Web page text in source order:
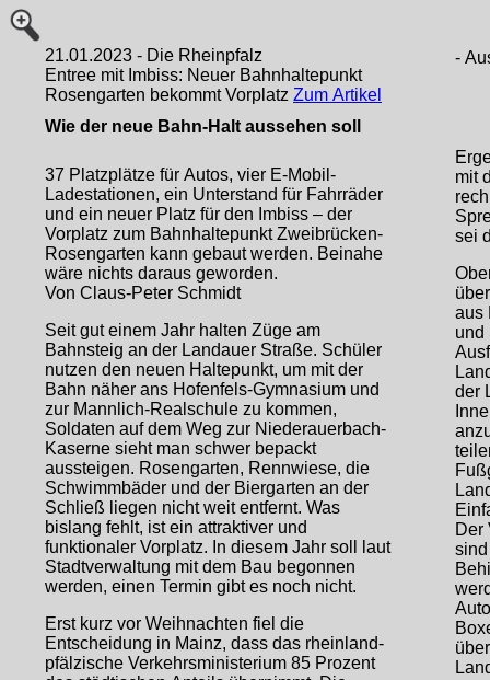
21.01.2023 - Die Rheinpfalz
Entree mit Imbiss: Neuer Bahnhaltepunkt
Rosengarten bekommt Vorplatz Zum Artikel
-
Wie der neue Bahn-Halt aussehen soll
37 Platzplätze für Autos, vier E-Mobil-
Ladestationen, ein Unterstand für Fahrräder
und ein neuer Platz für den Imbiss – der
Vorplatz zum Bahnhaltepunkt Zweibrücken-
Rosengarten kann gebaut werden. Beinahe
wäre nichts daraus geworden.
Von Claus-Peter Schmidt
Seit gut einem Jahr halten Züge am
Bahnsteig an der Landauer Straße. Schüler
nutzen den neuen Haltepunkt, um mit der
Bahn näher ans Hofenfels-Gymnasium und
zur Mannlich-Realschule zu kommen,
Soldaten auf dem Weg zur Niederauerbach-
Kaserne sieht man schwer bepackt
aussteigen. Rosengarten, Rennwiese, die
Schwimmbäder und der Biergarten an der
Schließ liegen nicht weit entfernt. Was
bislang fehlt, ist ein attraktiver und
funktionaler Vorplatz. In diesem Jahr soll laut
Stadtverwaltung mit dem Bau begonnen
werden, einen Termin gibt es noch nicht.
Erst kurz vor Weihnachten fiel die
Entscheidung in Mainz, dass das rheinland-
pfälzische Verkehrsministerium 85 Prozent
mit
sei
aus
und
der
Der